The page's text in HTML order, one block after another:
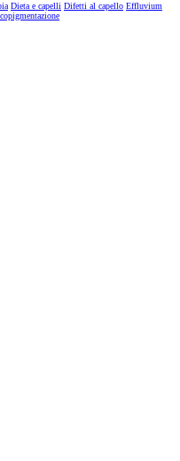
Dieta e capelli Difetti al capello Effluvium